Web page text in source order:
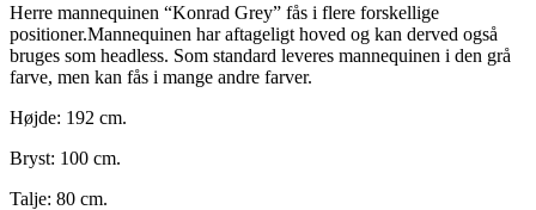
Herre mannequinen “Konrad Grey” fås i flere forskellige
positioner.Mannequinen har aftageligt hoved og kan derved også
bruges som headless. Som standard leveres mannequinen i den grå
farve, men kan fås i mange andre farver.
Højde: 192 cm.
Bryst: 100 cm.
Talje: 80 cm.